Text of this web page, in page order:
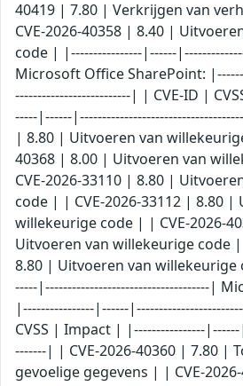
40419 | 7.80 | Verkrijgen van
CVE-2026-40358 | 8.40 |
code | |----------------|------
Microsoft Office SharePoint:
--------------------------| | CVE-ID |
-----|------
| 8.80 | Uitvoeren van
40368 | 8.00 | Uitvoeren van
CVE-2026-33110 | 8.80 |
code | | CVE-2026-33112 | 8.80 |
willekeurige code | | CVE-2026-
Uitvoeren van willekeurige code |
8.80 | Uitvoeren van willekeurige
-----|-------------------------------------|
|----------------|------
CVSS | Impact | |----------------|------
-------| | CVE-2026-40360 | 7.80 |
gevoelige gegevens | | CVE-